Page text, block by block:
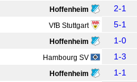
Hoffenheim 2-1
VfB Stuttgart 5-1
Hoffenheim 1-0
Hambourg SV 1-3
Hoffenheim 1-1